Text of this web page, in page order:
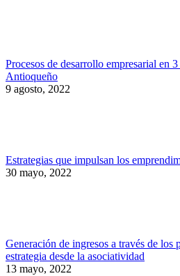
Procesos de desarrollo empresarial en
Antioqueño
9 agosto, 2022
Estrategias que impulsan los
30 mayo, 2022
Generación de ingresos a través de los
estrategia desde la asociatividad
13 mayo, 2022